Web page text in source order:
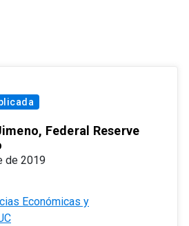
Federal Reserve
de 2019
Económicas y